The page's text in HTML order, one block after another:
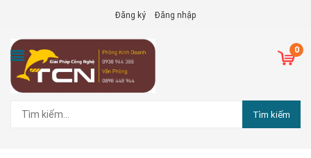
Đăng ký Đăng nhập
0
Tìm kiếm